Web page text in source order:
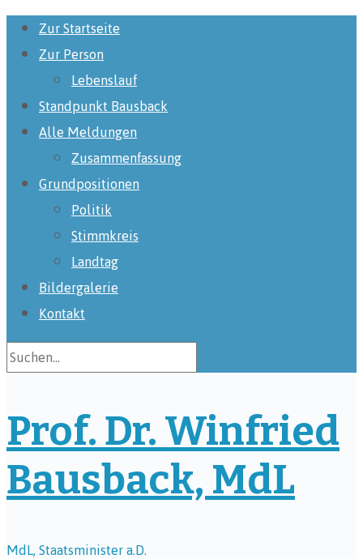
Zur Startseite
Zur Person
Lebenslauf
Standpunkt Bausback
Alle Meldungen
Zusammenfassung
Grundpositionen
Politik
Stimmkreis
Landtag
Bildergalerie
Kontakt
Prof. Dr. Winfried
Bausback, MdL
MdL, Staatsminister a.D.